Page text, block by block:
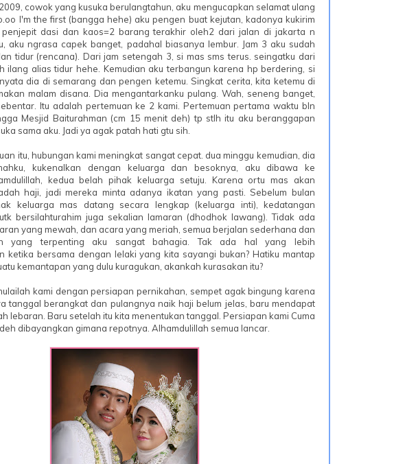
cowok yang kusuka berulangtahun, aku mengucapkan selamat ulang
I'm the first (bangga hehe) aku pengen buat kejutan, kadonya kukirim
dasi dan kaos=2 barang terakhir oleh2 dari jalan di jakarta n
aku ngrasa capek banget, padahal biasanya lembur. Jam 3 aku sudah
tidur (rencana). Dari jam setengah 3, si mas sms terus. seingatku dari
ilang alias tidur hehe. Kemudian aku terbangun karena hp berdering, si
dia di semarang dan pengen ketemu. Singkat cerita, kita ketemu di
malam disana. Dia mengantarkanku pulang. Wah, seneng banget,
Itu adalah pertemuan ke 2 kami. Pertemuan pertama waktu bln
Mesjid Baiturahman (cm 15 menit deh) tp stlh itu aku beranggapan
sama aku. Jadi ya agak patah hati gtu sih.
itu, hubungan kami meningkat sangat cepat. dua minggu kemudian, dia
kukenalkan dengan keluarga dan besoknya, aku dibawa ke
kedua belah pihak keluarga setuju. Karena ortu mas akan
haji, jadi mereka minta adanya ikatan yang pasti. Sebelum bulan
keluarga mas datang secara lengkap (keluarga inti), kedatangan
bersilahturahim juga sekalian lamaran (dhodhok lawang). Tidak ada
yang mewah, dan acara yang meriah, semua berjalan sederhana dan
yang terpenting aku sangat bahagia. Tak ada hal yang lebih
ketika bersama dengan lelaki yang kita sayangi bukan? Hatiku mantap
kemantapan yang dulu kuragukan, akankah kurasakan itu?
kami dengan persiapan pernikahan, sempet agak bingung karena
tanggal berangkat dan pulangnya naik haji belum jelas, baru mendapat
lebaran. Baru setelah itu kita menentukan tanggal. Persiapan kami Cuma
dibayangkan gimana repotnya. Alhamdulillah semua lancar.